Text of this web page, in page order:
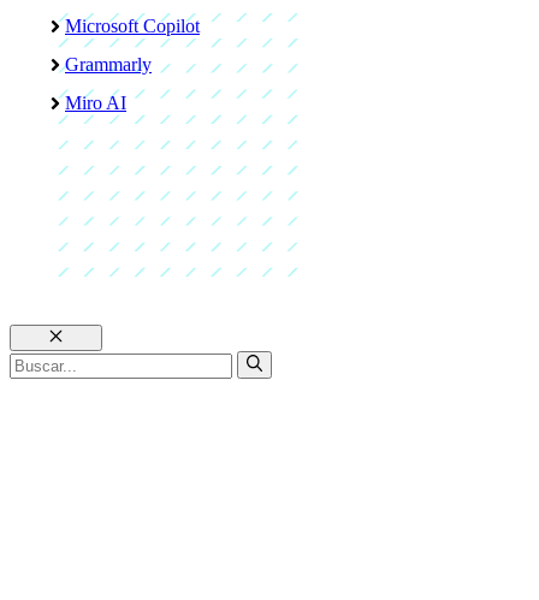
Microsoft Copilot
Grammarly
Miro AI
Cerrar
Buscar: